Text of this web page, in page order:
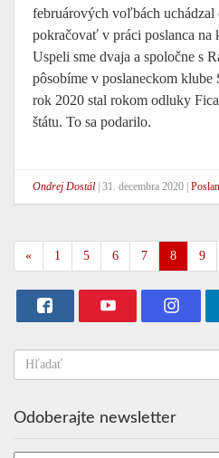
februárových voľbách uchádzal
pokračovať v práci poslanca na
Uspeli sme dvaja a spoločne s
pôsobíme v poslaneckom klube
rok 2020 stal rokom odluky
štátu. To sa podarilo.
Ondrej Dostál 31. decembra 2020
« 1 5 6 7 8 9
Odoberajte newsletter